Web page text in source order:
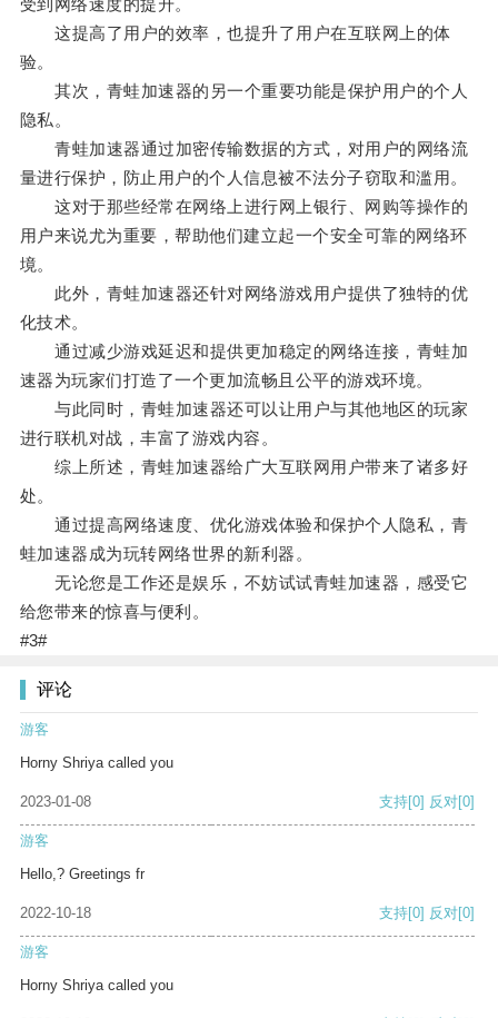
受到网络速度的提升。
这提高了用户的效率，也提升了用户在互联网上的体
验。
其次，青蛙加速器的另一个重要功能是保护用户的个人
隐私。
青蛙加速器通过加密传输数据的方式，对用户的网络流
量进行保护，防止用户的个人信息被不法分子窃取和滥用。
这对于那些经常在网络上进行网上银行、网购等操作的
用户来说尤为重要，帮助他们建立起一个安全可靠的网络环
境。
此外，青蛙加速器还针对网络游戏用户提供了独特的优
化技术。
通过减少游戏延迟和提供更加稳定的网络连接，青蛙加
速器为玩家们打造了一个更加流畅且公平的游戏环境。
与此同时，青蛙加速器还可以让用户与其他地区的玩家
进行联机对战，丰富了游戏内容。
综上所述，青蛙加速器给广大互联网用户带来了诸多好
处。
通过提高网络速度、优化游戏体验和保护个人隐私，青
蛙加速器成为玩转网络世界的新利器。
无论您是工作还是娱乐，不妨试试青蛙加速器，感受它
给您带来的惊喜与便利。
#3#
评论
游客
Horny Shriya called you
2023-01-08 支持[0] 反对[0]
游客
Hello,? Greetings fr
2022-10-18 支持[0] 反对[0]
游客
Horny Shriya called you